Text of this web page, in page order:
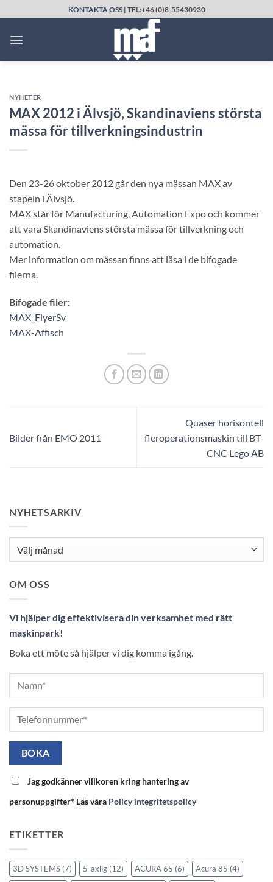
to
content
KONTAKTA OSS| TEL:+46 (0)8-55430930
NYHETER
MAX 2012 i Älvsjö, Skandinaviens största
mässa för tillverkningsindustrin
Den 23-26 oktober 2012 går den nya mässan MAX av
stapeln i Älvsjö.
MAX står för Manufacturing, Automation Expo och kommer
att vara Skandinaviens största mässa för tillverkning och
automation.
Mer information om mässan finns att läsa i de bifogade
filerna.
Bifogade filer:
MAX_FlyerSv
MAX-Affisch
Bilder från EMO 2011
Quaser horisontell
fleroperationsmaskin till BT-
CNC Lego AB
NYHETSARKIV
OM OSS
Vi hjälper dig effektivisera din verksamhet med rätt
maskinpark!
Boka ett möte så hjälper vi dig komma igång.
Jag godkänner villkoren kring hantering av
personuppgifter* Läs våra Policy integritetspolicy
ETIKETTER
3D SYSTEMS (7) 5-axlig (12) ACURA 65 (6) Acura 85 (4)